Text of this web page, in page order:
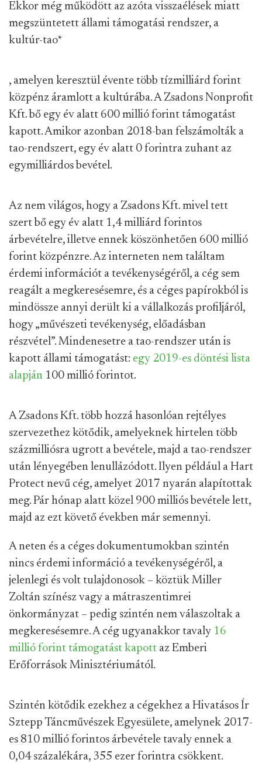
Ekkor még működött az azóta visszaélések miatt
megszüntetett állami támogatási rendszer, a
kultúr-tao*
, amelyen keresztül évente több tízmilliárd forint
közpénz áramlott a kultúrába. A Zsadons Nonprofit
Kft. bő egy év alatt 600 millió forint támogatást
kapott. Amikor azonban 2018-ban felszámolták a
tao-rendszert, egy év alatt 0 forintra zuhant az
egymilliárdos bevétel.
Az nem világos, hogy a Zsadons Kft. mivel tett
szert bő egy év alatt 1,4 milliárd forintos
árbevételre, illetve ennek köszönhetően 600 millió
forint közpénzre. Az interneten nem találtam
érdemi információt a tevékenységéről, a cég sem
reagált a megkeresésemre, és a céges papírokból is
mindössze annyi derült ki a vállalkozás profiljáról,
hogy „művészeti tevékenység, előadásban
részvétel”. Mindenesetre a tao-rendszer után is
kapott állami támogatást: egy 2019-es döntési lista
alapján 100 millió forintot.
A Zsadons Kft. több hozzá hasonlóan rejtélyes
szervezethez kötődik, amelyeknek hirtelen több
százmilliósra ugrott a bevétele, majd a tao-rendszer
után lényegében lenullázódott. Ilyen például a Hart
Protect nevű cég, amelyet 2017 nyarán alapítottak
meg. Pár hónap alatt közel 900 milliós bevétele lett,
majd az ezt követő években már semennyi.
A neten és a céges dokumentumokban szintén
nincs érdemi információ a tevékenységéről, a
jelenlegi és volt tulajdonosok – köztük Miller
Zoltán színész vagy a mátraszentimrei
önkormányzat – pedig szintén nem válaszoltak a
megkeresésemre. A cég ugyanakkor tavaly 16
millió forint támogatást kapott az Emberi
Erőforrások Minisztériumától.
Szintén kötődik ezekhez a cégekhez a Hivatásos Ír
Sztepp Táncművészek Egyesülete, amelynek 2017-
es 810 millió forintos árbevétele tavaly ennek a
0,04 százalékára, 355 ezer forintra csökkent.